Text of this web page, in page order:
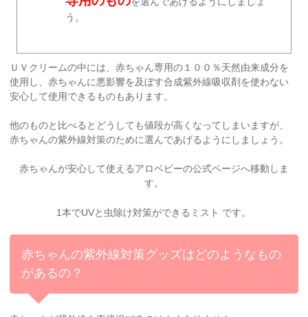
う。
ＵＶクリームの中には、赤ちゃん専用の１００％天然由来成分を
使用し、赤ちゃんに悪影響を及ぼす合成紫外線吸収剤を使わない
安心して使用できるものもあります。
他のものと比べるとどうしても値段が高くなってしまいますが、
赤ちゃんの紫外線対策のために選んであげるようにしましょう。
赤ちゃんが安心して使えるアロベビーの公式ページへ移動しま
す。
1本でUVと虫除け対策ができるミスト です。
赤ちゃんの紫外線対策グッズはどのようなもの
があるの？